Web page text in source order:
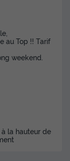
au Top !! Tarif
weekend.
la hauteur de